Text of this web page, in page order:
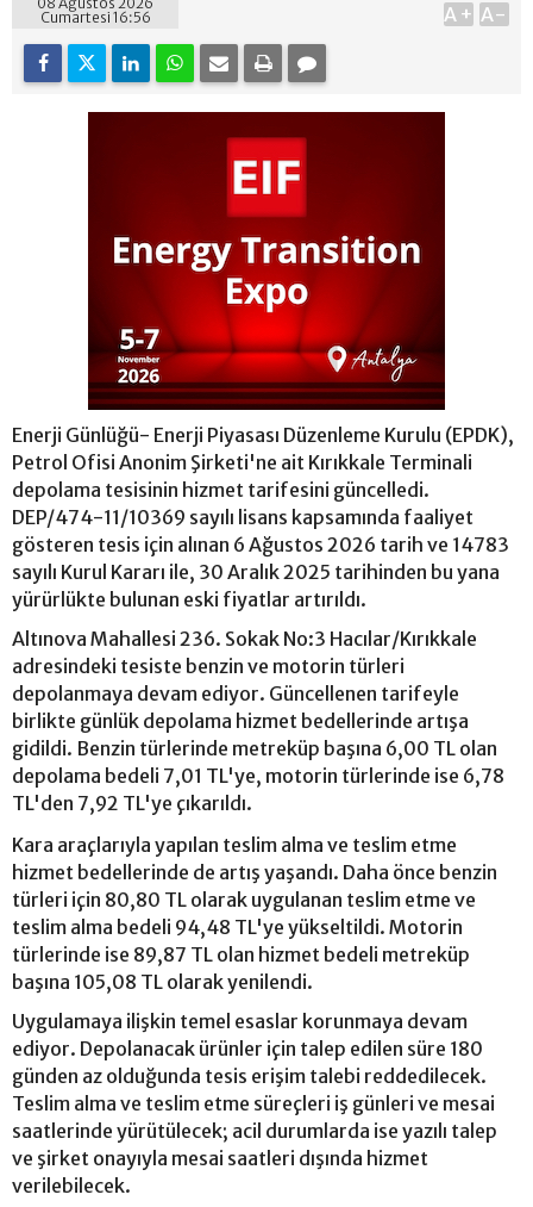
Cumartesi 16:56
A+ A-
Enerji Günlüğü- Enerji Piyasası Düzenleme Kurulu (EPDK),
Petrol Ofisi Anonim Şirketi'ne ait Kırıkkale Terminali
depolama tesisinin hizmet tarifesini güncelledi.
DEP/474-11/10369 sayılı lisans kapsamında faaliyet
gösteren tesis için alınan 6 Ağustos 2026 tarih ve 14783
sayılı Kurul Kararı ile, 30 Aralık 2025 tarihinden bu yana
yürürlükte bulunan eski fiyatlar artırıldı.
Altınova Mahallesi 236. Sokak No:3 Hacılar/Kırıkkale
adresindeki tesiste benzin ve motorin türleri
depolanmaya devam ediyor. Güncellenen tarifeyle
birlikte günlük depolama hizmet bedellerinde artışa
gidildi. Benzin türlerinde metreküp başına 6,00 TL olan
depolama bedeli 7,01 TL'ye, motorin türlerinde ise 6,78
TL'den 7,92 TL'ye çıkarıldı.
Kara araçlarıyla yapılan teslim alma ve teslim etme
hizmet bedellerinde de artış yaşandı. Daha önce benzin
türleri için 80,80 TL olarak uygulanan teslim etme ve
teslim alma bedeli 94,48 TL'ye yükseltildi. Motorin
türlerinde ise 89,87 TL olan hizmet bedeli metreküp
başına 105,08 TL olarak yenilendi.
Uygulamaya ilişkin temel esaslar korunmaya devam
ediyor. Depolanacak ürünler için talep edilen süre 180
günden az olduğunda tesis erişim talebi reddedilecek.
Teslim alma ve teslim etme süreçleri iş günleri ve mesai
saatlerinde yürütülecek; acil durumlarda ise yazılı talep
ve şirket onayıyla mesai saatleri dışında hizmet
verilebilecek.